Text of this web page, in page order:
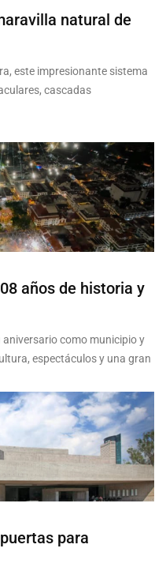
natural de
este impresionante sistema
cascadas
años de historia y
como municipio y
espectáculos y una gran
para